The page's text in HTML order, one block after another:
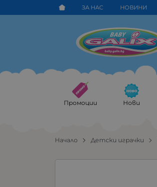
ЗА НАС НОВИНИ
Промоции Нови
Начало Детски играчки